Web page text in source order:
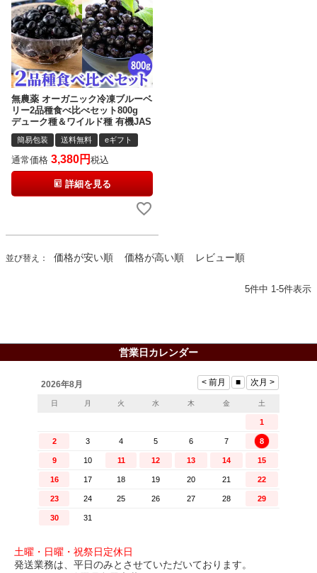
無農薬 オーガニック冷凍ブルーベ
リー2品種食べ比べセット800g
デューク種＆ワイルド種 有機JAS
簡易包装 送料無料 eギフト
通常価格 3,380 税込
詳細を見る
並び替え 価格が安い順 価格が高い順 レビュー順
5件中 1-5件表示
営業日カレンダー
土曜・日曜・祝祭日定休日
発送業務は、平日のみとさせていただいております。